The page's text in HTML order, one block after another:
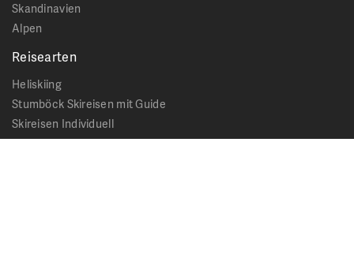
Skandinavien
Alpen
Reisearten
Heliskiing
Stumböck Skireisen mit Guide
Skireisen Individuell
Catskiing